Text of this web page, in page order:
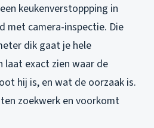
keukenverstoppping in
met camera-inspectie. Die
dik gaat je hele
laat exact zien waar de
hij is, en wat de oorzaak is.
zoekwerk en voorkomt